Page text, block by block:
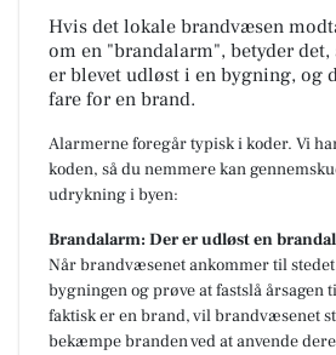
Hvis det lokale brandvæsen
om en "brandalarm", betyder
er blevet udløst i en bygning, og
fare for en brand.
Alarmerne foregår typisk i koder. Vi
koden, så du nemmere kan
udrykning i byen:
Brandalarm: Der er udløst en
Når brandvæsenet ankommer til
bygningen og prøve at fastslå årsagen
faktisk er en brand, vil brandvæsenet
bekæmpe branden ved at anvende